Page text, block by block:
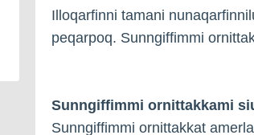
Illoqarfinni tamani
peqarpoq. Sunngiffimmi
Sunngiffimmi ornittakkami
Sunngiffimmi ornittakkat